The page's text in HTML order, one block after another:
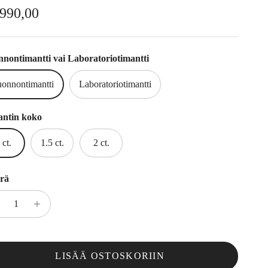
vai Laboratoriotimantti
Laboratoriotimantti
koko
ct. 1.5 ct. 2 ct.
LISÄÄ OSTOSKORIIN